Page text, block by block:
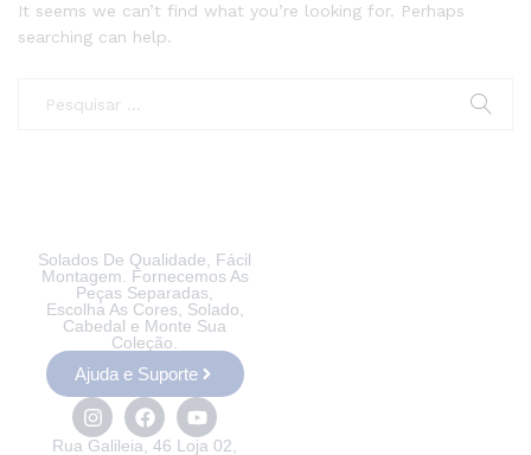
It seems we can’t find what you’re looking for. Perhaps
searching can help.
Solados De Qualidade, Fácil
Montagem. Fornecemos As
Peças Separadas,
Escolha As Cores, Solado,
Cabedal e Monte Sua
Coleção.
Ajuda e Suporte
Rua Galileia, 46 Loja 02,